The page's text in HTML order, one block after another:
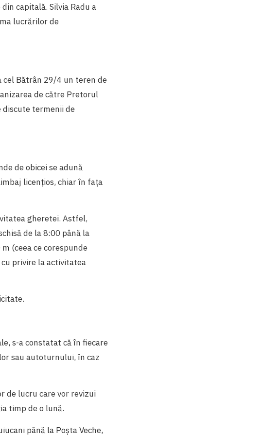
capitală. Silvia Radu a
lucrărilor de
cel Bătrân 29/4 un teren de
de către Pretorul
discute termenii de
de obicei se adună
licențios, chiar în faţa
gheretei. Astfel,
de la 8:00 până la
(ceea ce corespunde
privire la activitatea
s-a constatat că în fiecare
sau autoturnului, în caz
de lucru care vor revizui
timp de o lună.
până la Poșta Veche,